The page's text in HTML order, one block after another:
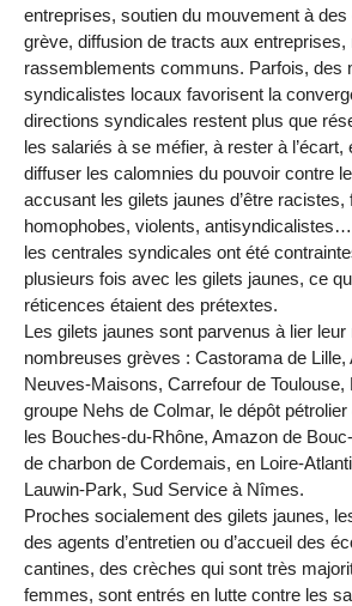
entreprises, soutien du mouvement à
grève, diffusion de tracts aux
rassemblements communs. Parfois, des
syndicalistes locaux favorisent la
directions syndicales restent plus que
les salariés à se méfier, à rester à l’écart,
diffuser les calomnies du pouvoir contre
accusant les gilets jaunes d’être racistes,
homophobes, violents,
les centrales syndicales ont été
plusieurs fois avec les gilets jaunes, ce
réticences étaient des prétextes.
Les gilets jaunes sont parvenus à lier
nombreuses grèves : Castorama de Lille,
Neuves-Maisons, Carrefour de Toulouse,
groupe Nehs de Colmar, le dépôt
les Bouches-du-Rhône, Amazon de
de charbon de Cordemais, en Loire-
Lauwin-Park, Sud Service à Nîmes.
Proches socialement des gilets jaunes,
des agents d’entretien ou d’accueil des
cantines, des crèches qui sont très
femmes, sont entrés en lutte contre les